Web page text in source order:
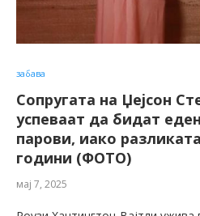
забава
Сопругата на Џејсон
успеваат да бидат
парови, иако
години (ФОТО)
мај 7, 2025